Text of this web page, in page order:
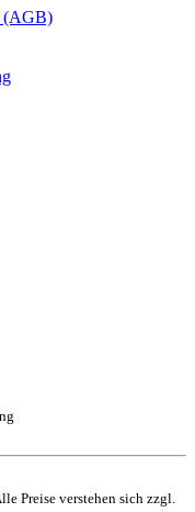
(AGB)
Preise verstehen sich zzgl.